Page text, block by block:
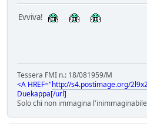
Evviva!
Tessera FMI n.: 18/081959/M
<A HREF="http://s4.postimage.org/
Duekappa[/url]
Solo chi non immagina